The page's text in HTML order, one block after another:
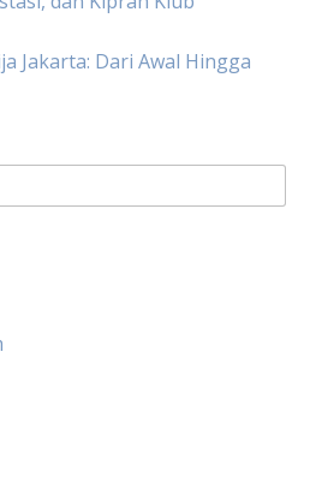
Jakarta: Dari Awal Hingga